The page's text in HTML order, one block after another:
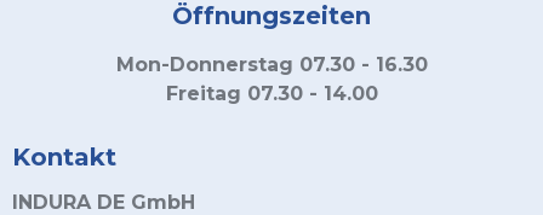
Öffnungszeiten
Mon-Donnerstag 07.30 - 16.30
Freitag 07.30 - 14.00
Kontakt
INDURA DE GmbH